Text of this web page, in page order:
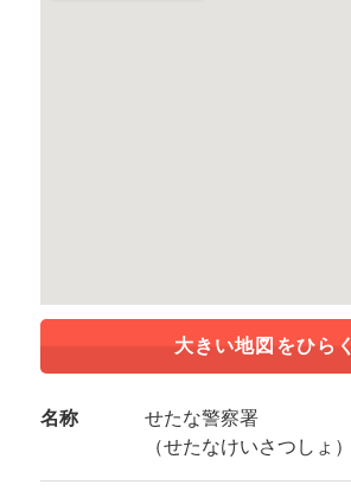
大きい地図をひらく
名称
せたな警察署
（せたなけいさつしょ）